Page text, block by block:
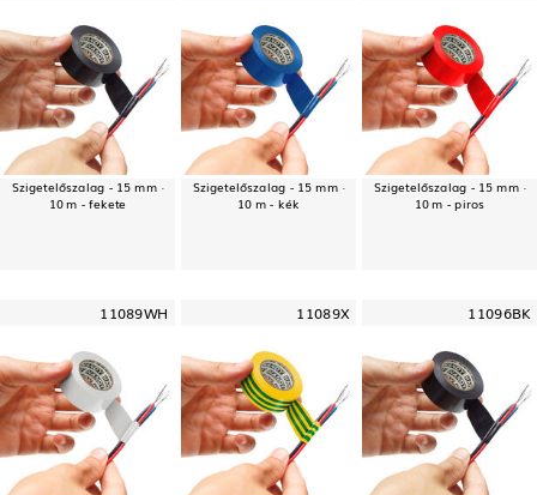
Szigetelőszalag - 15 mm ·
10 m - fekete
Szigetelőszalag - 15 mm ·
10 m - kék
Szigetelőszalag - 15 mm ·
10 m - piros
11089WH 11089X 11096BK